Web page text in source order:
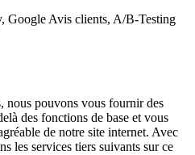
Google Avis clients, A/B-Testing
nous pouvons vous fournir des
des fonctions de base et vous
de notre site internet. Avec
les services tiers suivants sur ce